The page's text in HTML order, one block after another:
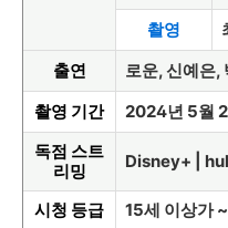
촬영
출연
로운, 신예은,
촬영 기간
2024년 5월
독점 스트
리밍
Disney+ |
시청 등급 15세 이상가 ~